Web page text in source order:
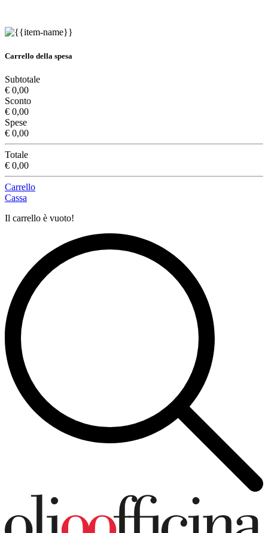
Carrello della spesa
Subtotale
€ 0,00
Sconto
€ 0,00
Spese
€ 0,00
Totale
€ 0,00
Carrello
Cassa
Il carrello è vuoto!